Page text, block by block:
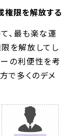
権限を解放する
、最も楽な運
を解放してし
ーの利便性を考
で多くのデメ